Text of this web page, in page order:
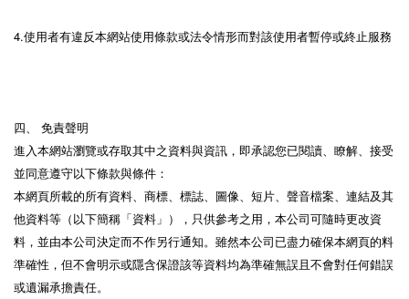
4.使用者有違反本網站使用條款或法令情形而對該使用者暫停或終止服務
四、 免責聲明
進入本網站瀏覽或存取其中之資料與資訊，即承認您已閱讀、瞭解、接受
並同意遵守以下條款與條件：
本網頁所載的所有資料、商標、標誌、圖像、短片、聲音檔案、連結及其
他資料等（以下簡稱「資料」），只供參考之用，本公司可隨時更改資
料，並由本公司決定而不作另行通知。雖然本公司已盡力確保本網頁的料
準確性，但不會明示或隱含保證該等資料均為準確無誤且不會對任何錯誤
或遺漏承擔責任。